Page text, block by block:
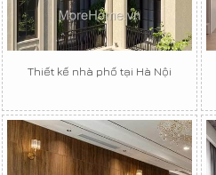
Thiết kế nhà phố tại Hà Nội